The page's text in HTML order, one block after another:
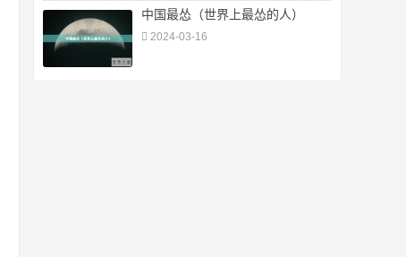
中国最怂（世界上最怂的人）
2024-03-16